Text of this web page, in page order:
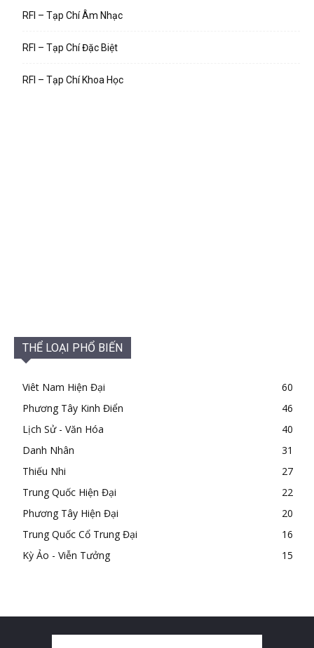
RFI – Tạp Chí Âm Nhạc
RFI – Tạp Chí Đặc Biệt
RFI – Tạp Chí Khoa Học
THỂ LOẠI PHỔ BIẾN
Viêt Nam Hiện Đại
60
Phương Tây Kinh Điển
46
Lịch Sử - Văn Hóa
40
Danh Nhân
31
Thiếu Nhi
27
Trung Quốc Hiện Đại
22
Phương Tây Hiện Đại
20
Trung Quốc Cổ Trung Đại
16
Kỳ Ảo - Viễn Tưởng
15